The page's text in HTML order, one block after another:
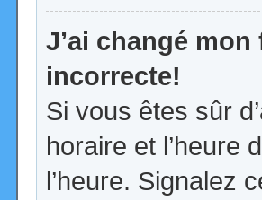
J’ai changé
incorrecte!
Si vous êtes sûr
horaire et l’heure
l’heure. Signalez